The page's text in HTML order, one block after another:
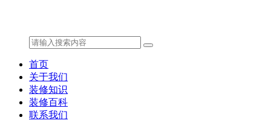
首页
关于我们
装修知识
装修百科
联系我们